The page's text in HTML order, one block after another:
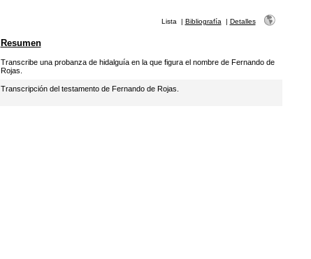
Lista | Bibliografía | Detalles
Resumen
Transcribe una probanza de hidalguía en la que figura el nombre de Fernando de
Rojas.
Transcripción del testamento de Fernando de Rojas.